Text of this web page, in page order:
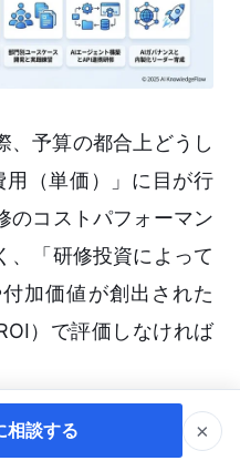
、予算の都合上どうし
用（単価）」に目が行
のコストパフォーマン
、「研修投資によって
加価値が創出された
）で評価しなければ
継続的な時間創
相談する ×